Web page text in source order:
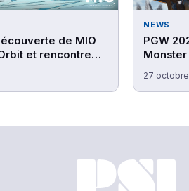
de MIO
et rencontre
NEWS
PGW
27